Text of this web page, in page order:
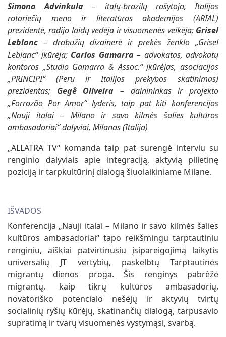
Simona Advinkula – italų-brazilų rašytoja, Italijos
rotariečių meno ir literatūros akademijos (ARIAL)
prezidentė, radijo laidų vedėja ir visuomenės veikėja; Grisel
Leblanc – drabužių dizainerė ir prekės ženklo „Grisel
Leblanc“ įkūrėja; Carlos Gamarra– advokatas, advokatų
kontoros „Studio Gamarra & Assoc.“ įkūrėjas, asociacijos
„PRINCIPI“ (Peru ir Italijos prekybos skatinimas)
prezidentas; Gegê Oliveira – dainininkas ir projekto
„Forrozão Por Amor“ lyderis, taip pat kiti konferencijos
„Nauji italai – Milano ir savo kilmės šalies kultūros
ambasadoriai“ dalyviai, Milanas (Italija)
„ALLATRA TV“ komanda taip pat surengė interviu su
renginio dalyviais apie integraciją, aktyvią pilietinę
poziciją ir tarpkultūrinį dialogą šiuolaikiniame Milane.
IŠVADOS
Konferencija „Nauji italai – Milano ir savo kilmės šalies
kultūros ambasadoriai“ tapo reikšmingu tarptautiniu
renginiu, aiškiai patvirtinusiu įsipareigojimą laikytis
universalių JT vertybių, paskelbtų Tarptautinės
migrantų dienos proga. Šis renginys pabrėžė
migrantų, kaip tikrų kultūros ambasadorių,
novatoriško potencialo nešėjų ir aktyvių tvirtų
socialinių ryšių kūrėjų, skatinančių dialogą, tarpusavio
supratimą ir tvarų visuomenės vystymąsi, svarbą.